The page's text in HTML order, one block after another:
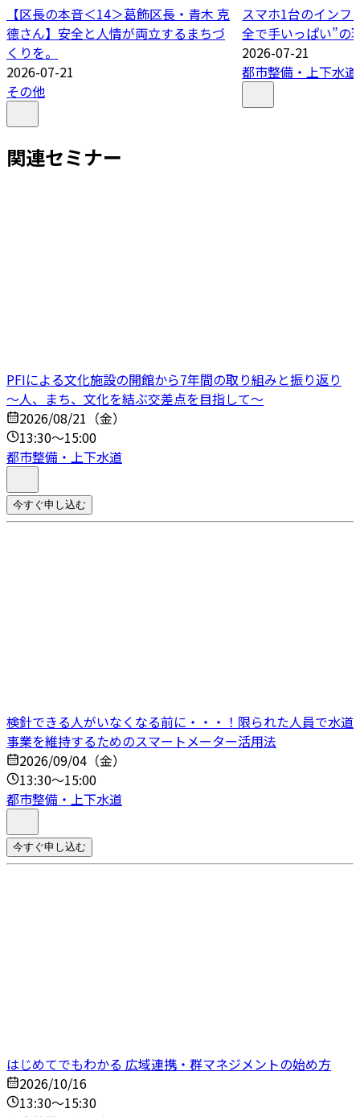
【区長の本音＜14＞葛飾区長・青木 克
德さん】安全と人情が両立するまちづ
くりを。
2026-07-21
その他
スマホ1台のインフ
全で手いっぱい”の
2026-07-21
都市整備・上下水道
関連セミナー
PFIによる文化施設の開館から7年間の取り組みと振り返り
～人、まち、文化を結ぶ交差点を目指して～
2026/08/21（金）
13:30～15:00
都市整備・上下水道
今すぐ申し込む
検針できる人がいなくなる前に・・・！限られた人員で水道
事業を維持するためのスマートメーター活用法
2026/09/04（金）
13:30～15:00
都市整備・上下水道
今すぐ申し込む
はじめてでもわかる 広域連携・群マネジメントの始め方
2026/10/16
13:30～15:30